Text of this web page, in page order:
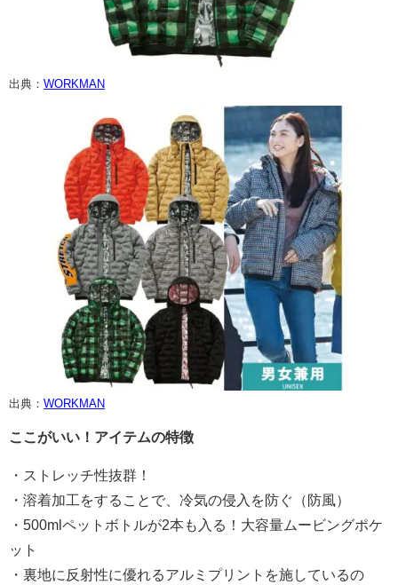
出典： WORKMAN
出典： WORKMAN
ここがいい！アイテムの特徴
・ストレッチ性抜群！
・溶着加工をすることで、冷気の侵入を防ぐ（防風）
・500mlペットボトルが2本も入る！大容量ムービングポケ
ット
・裏地に反射性に優れるアルミプリントを施しているの